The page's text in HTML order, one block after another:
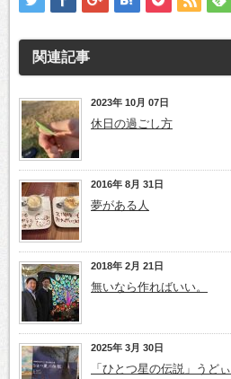
関連記事
2023年 10月 07日
休日の過ごし方
2016年 8月 31日
夢がある人
2018年 2月 21日
無いなら作ればいい。
2025年 3月 30日
「ひとつ星の伝説」うどぃ